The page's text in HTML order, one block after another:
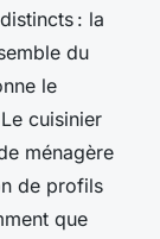
: la
du
le
cuisinier
ménagère
de profils
que